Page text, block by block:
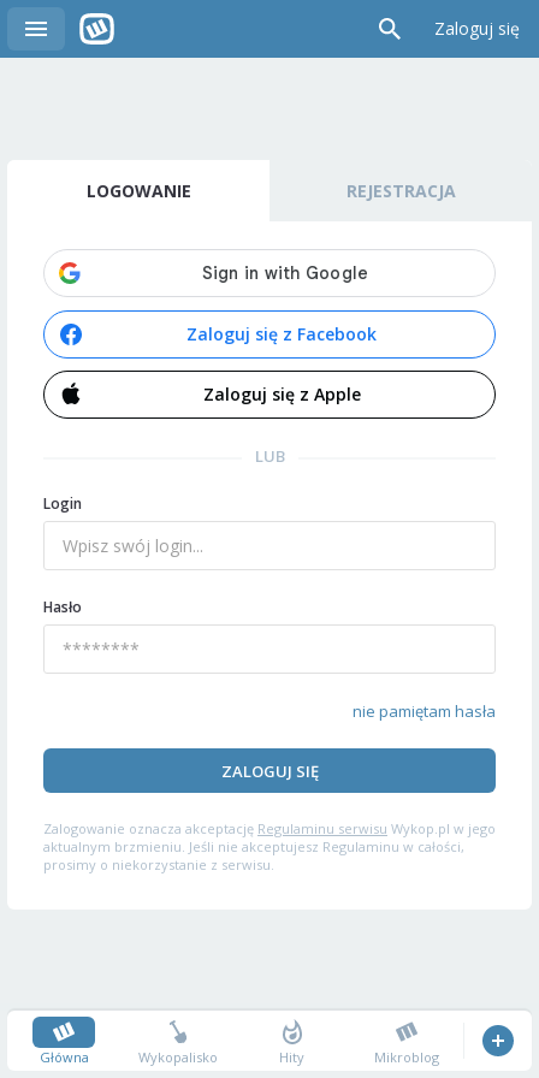
Zaloguj się
LOGOWANIE REJESTRACJA
Zaloguj się z Facebook
Zaloguj się z Apple
LUB
Login
Hasło
nie pamiętam hasła
ZALOGUJ SIĘ
Zalogowanie oznacza akceptację Regulaminu serwisu Wykop.pl w jego
aktualnym brzmieniu. Jeśli nie akceptujesz Regulaminu w całości,
prosimy o niekorzystanie z serwisu.
Główna Wykopalisko Hity Mikroblog